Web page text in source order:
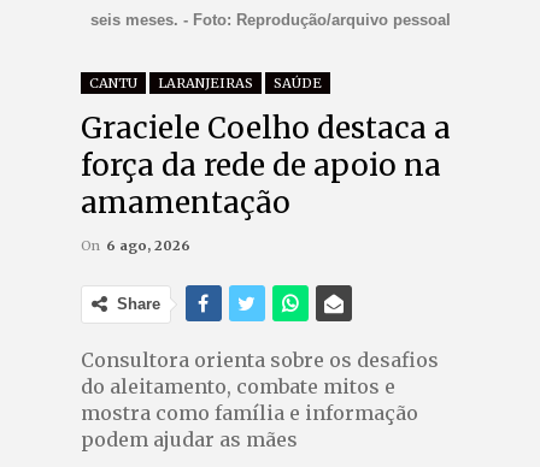
seis meses. - Foto: Reprodução/arquivo pessoal
CANTU LARANJEIRAS SAÚDE
Graciele Coelho destaca a
força da rede de apoio na
amamentação
On 6 ago, 2026
Share
Consultora orienta sobre os desafios
do aleitamento, combate mitos e
mostra como família e informação
podem ajudar as mães